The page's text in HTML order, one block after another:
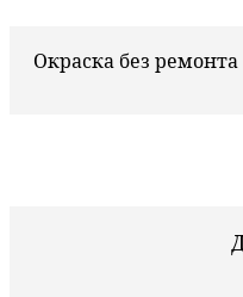
Окраска без ремонта